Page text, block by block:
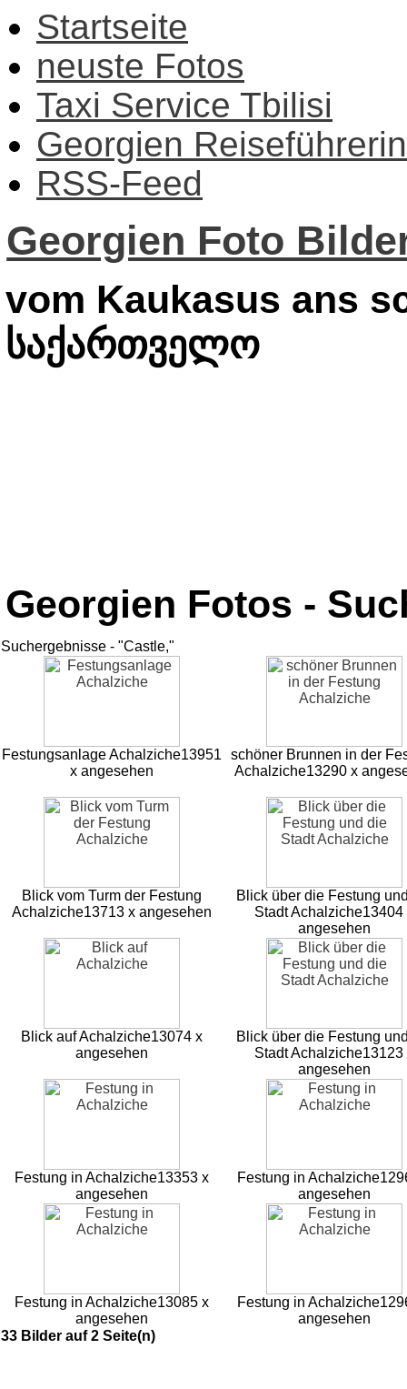
Startseite
neuste Fotos
Taxi Service Tbilisi
Georgien Reiseführerin
RSS-Feed
Georgien Foto
vom Kaukasus ans
საქართველო
Georgien Fotos -
Suchergebnisse - "Castle,"
Festungsanlage Achalziche13951
x angesehen
schöner Brunnen in der
Achalziche13290 x
Blick vom Turm der Festung
Achalziche13713 x angesehen
Blick über die Festung
Stadt Achalziche13404
angesehen
Blick auf Achalziche13074 x
angesehen
Blick über die Festung
Stadt Achalziche13123
angesehen
Festung in Achalziche13353 x
angesehen
Festung in Achalziche
angesehen
Festung in Achalziche13085 x
angesehen
Festung in Achalziche
angesehen
33 Bilder auf 2 Seite(n)